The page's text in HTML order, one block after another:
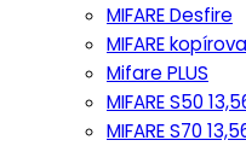
MIFARE Desfire
MIFARE
Mifare PLUS
MIFARE S50
MIFARE S70